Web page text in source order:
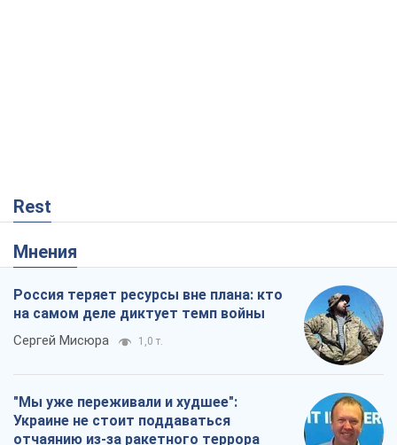
Rest
Мнения
Россия теряет ресурсы вне плана: кто
на самом деле диктует темп войны
Сергей Мисюра 1,0 т.
"Мы уже переживали и худшее":
Украине не стоит поддаваться
отчаянию из-за ракетного террора